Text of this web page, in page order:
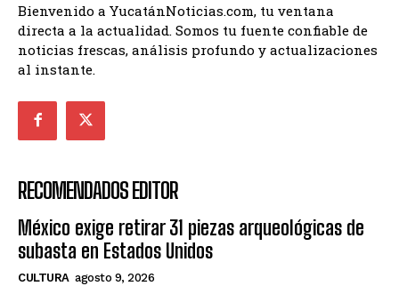
Bienvenido a YucatánNoticias.com, tu ventana
directa a la actualidad. Somos tu fuente confiable de
noticias frescas, análisis profundo y actualizaciones
al instante.
RECOMENDADOS EDITOR
México exige retirar 31 piezas arqueológicas de
subasta en Estados Unidos
CULTURA agosto 9, 2026